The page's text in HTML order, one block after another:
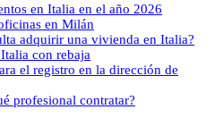
en Italia en el año 2026
en Milán
adquirir una vivienda en Italia?
con rebaja
el registro en la dirección de
profesional contratar?